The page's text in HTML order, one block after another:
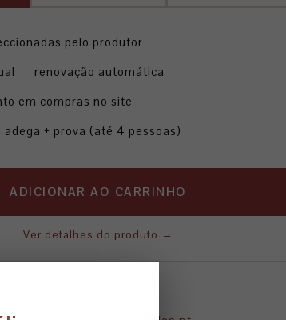
pelo produtor
— renovação automática
em compras no site
+ prova (até 4 pessoas)
ADICIONAR AO CARRINHO
Ver detalhes do produto →